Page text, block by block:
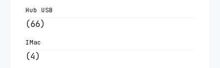
Hub USB
(66)
IMac
(4)